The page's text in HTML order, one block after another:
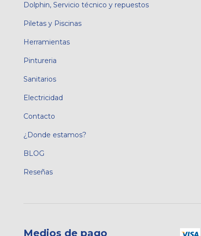
Dolphin, Servicio técnico y repuestos
Piletas y Piscinas
Herramientas
Pintureria
Sanitarios
Electricidad
Contacto
¿Donde estamos?
BLOG
Reseñas
Medios de pago